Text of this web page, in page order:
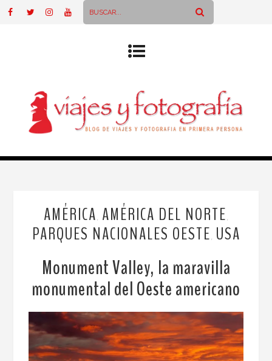
AMÉRICA AMÉRICA DEL NORTE
PARQUES NACIONALES OESTE USA
Monument Valley, la maravilla
monumental del Oeste americano